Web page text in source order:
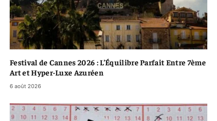
Festival de Cannes 2026 : L’Équilibre Parfait Entre 7ème
Art et Hyper-Luxe Azuréen
6 août 2026